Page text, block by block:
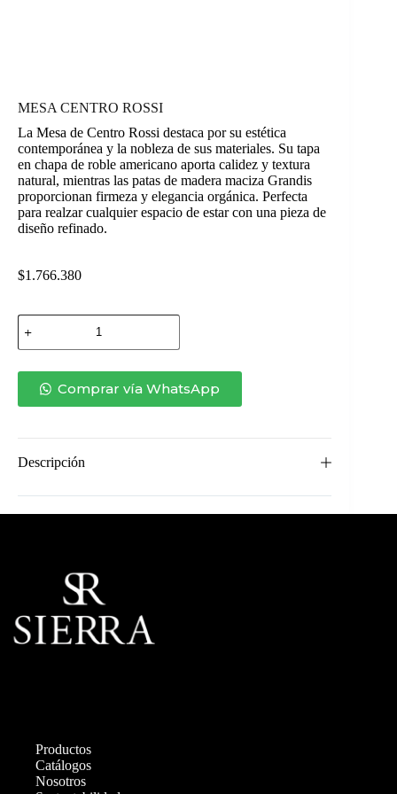
MESA CENTRO ROSSI
La Mesa de Centro Rossi destaca por su estética
contemporánea y la nobleza de sus materiales. Su tapa
en chapa de roble americano aporta calidez y textura
natural, mientras las patas de madera maciza Grandis
proporcionan firmeza y elegancia orgánica. Perfecta
para realzar cualquier espacio de estar con una pieza de
diseño refinado.
$1.766.380
MESA
CENTRO
ROSSI
Comprar vía WhatsApp
Descripción
Productos
Catálogos
Nosotros